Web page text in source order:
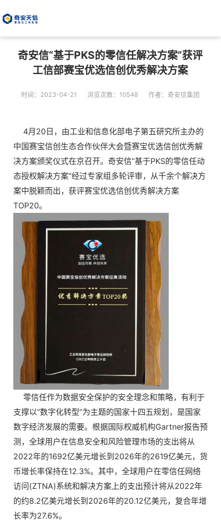
奇安信“基于PKS的零信任解决方案”获评
工信部赛宝优选信创优秀解决方案
时间：2023-04-21 浏览次数：10548 作者：奇安信集团
4月20日，由工业和信息化部电子第五研究所主办的
中国赛宝信创生态合作伙伴大会暨赛宝优选信创优秀解
决方案颁奖仪式在京召开。奇安信“基于PKS的零信任动
态授权解决方案”经过专家组多轮评审，从千余个解决方
案中脱颖而出，获评赛宝优选信创优秀解决方案
TOP20。
零信任作为数据安全保护的安全理念和策略，有利于
支撑以“数字化转型”为主题的国家十四五规划，是国家
数字经济发展的需要。根据国际权威机构Gartner报告预
测，全球用户在信息安全和风险管理市场的支出将从
2022年的1692亿美元增长到2026年的2619亿美元，货
币增长率保持在12.3%。其中，全球用户在零信任网络
访问(ZTNA)系统和解决方案上的支出预计将从2022年
的约8.2亿美元增长到2026年的20.12亿美元，复合年增
长率为27.6%。